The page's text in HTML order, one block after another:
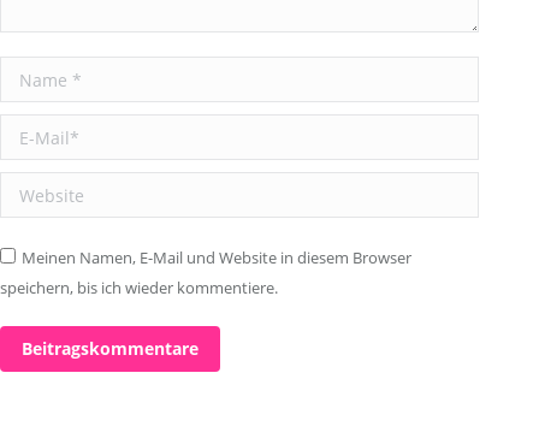
Name *
E-Mail *
Website
Meinen Namen, E-Mail und Website in diesem Browser
speichern, bis ich wieder kommentiere.
Beitragskommentare